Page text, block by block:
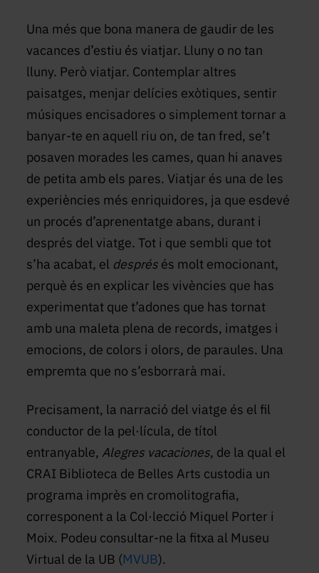
Una més que bona manera de gaudir de les
vacances d’estiu és viatjar. Lluny o no tan
lluny. Però viatjar. Contemplar altres
paisatges, menjar delícies exòtiques, sentir
músiques encisadores o simplement tornar a
banyar-te en aquell riu on, de tan fred, se’t
posaven morades les cames, quan hi anaves
de petita amb els pares. Viatjar és una de les
experiències més enriquidores, ja que esdevé
un procés d’aprenentatge abans, durant i
després del viatge. Tot i que sembli que tot
s’ha acabat, el després és molt emocionant,
perquè és en explicar les vivències que has
experimentat que t’adones que has tornat
amb una maleta plena de records, imatges i
emocions, de colors i olors, de paraules. Una
empremta que no s’esborrarà mai.
Precisament, la narració del viatge és el fil
conductor de la pel·lícula, de títol
entranyable, Alegres vacaciones, de la qual el
CRAI Biblioteca de Belles Arts custodia un
programa imprès en cromolitografia,
corresponent a la Col·lecció Miquel Porter i
Moix. Podeu consultar-ne la fitxa al Museu
Virtual de la UB (MVUB).